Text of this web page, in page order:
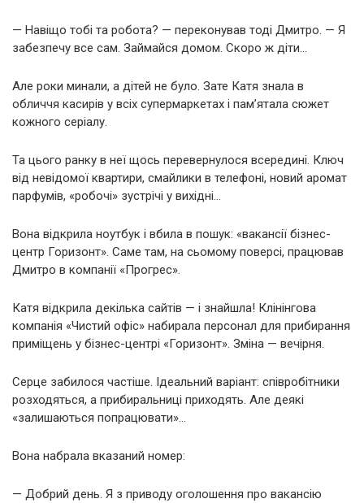
— Навіщо тобі та робота? — переконував тоді Дмитро. — Я
забезпечу все сам. Займайся домом. Скоро ж діти…
Але роки минали, а дітей не було. Зате Катя знала в
обличчя касирів у всіх супермаркетах і пам’ятала сюжет
кожного серіалу.
Та цього ранку в неї щось перевернулося всередині. Ключ
від невідомої квартири, смайлики в телефоні, новий аромат
парфумів, «робочі» зустрічі у вихідні…
Вона відкрила ноутбук і вбила в пошук: «вакансії бізнес-
центр Горизонт». Саме там, на сьомому поверсі, працював
Дмитро в компанії «Прогрес».
Катя відкрила декілька сайтів — і знайшла! Клінінгова
компанія «Чистий офіс» набирала персонал для прибирання
приміщень у бізнес-центрі «Горизонт». Зміна — вечірня.
Серце забилося частіше. Ідеальний варіант: співробітники
розходяться, а прибиральниці приходять. Але деякі
«залишаються попрацювати»…
Вона набрала вказаний номер:
— Добрий день. Я з приводу оголошення про вакансію